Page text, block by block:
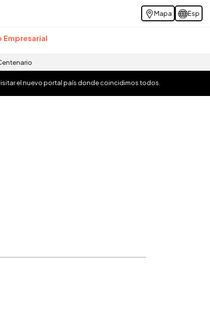
Mapa Esp
Empresarial
visitar el nuevo portal país donde coincidimos todos.